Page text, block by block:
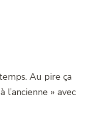
Au pire ça
» avec